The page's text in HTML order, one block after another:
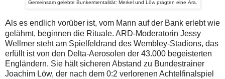
Gemeinsam gelebte Bunkermentalität: Merkel und Löw prägten eine Ära.
A ls es endlich vorüber ist, vom Mann auf der Bank erlebt wie
gelähmt, beginnen die Rituale. ARD-Moderatorin Jessy
Wellmer steht am Spielfeldrand des Wembley-Stadions, das
erfüllt ist von den Delta-Aerosolen der 43.000 begeisterten
Engländern. Sie hält sicheren Abstand zu Bundestrainer
Joachim Löw, der nach dem 0:2 verlorenen Achtelfinalspiel